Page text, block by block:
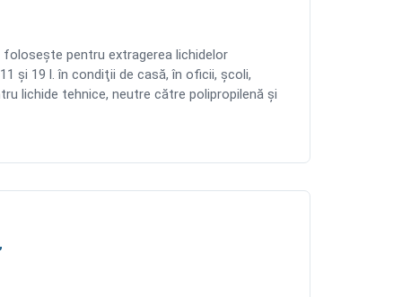
pentru extragerea lichidelor
şi 19 l. în condiţii de casă, în oficii, şcoli,
lichide tehnice, neutre către polipropilenă şi